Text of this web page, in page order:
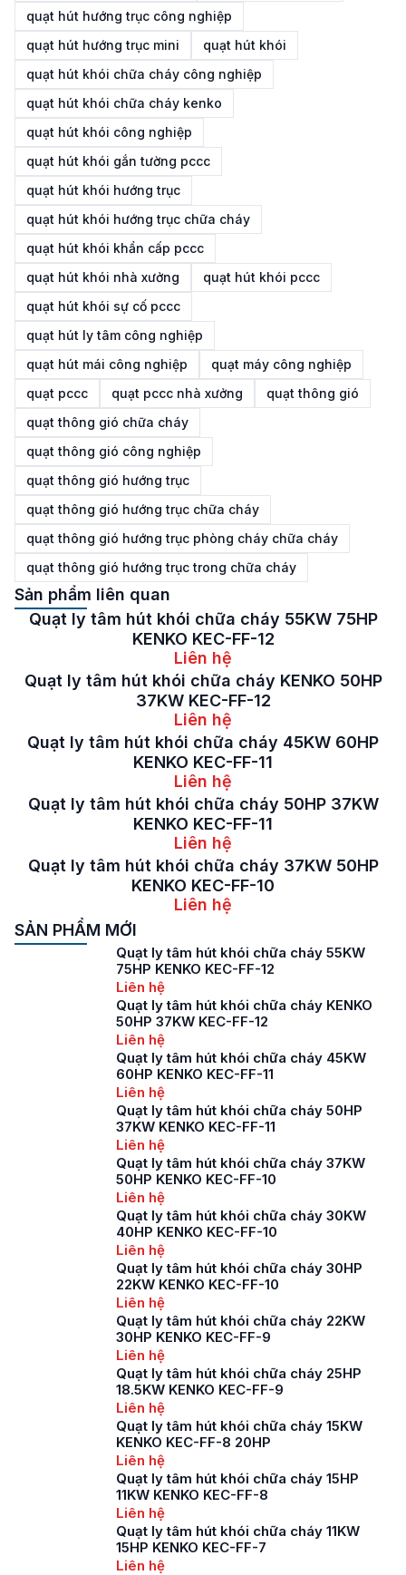
quạt hút hướng trục công nghiệp
quạt hút hướng trục mini
quạt hút khói
quạt hút khói chữa cháy công nghiệp
quạt hút khói chữa cháy kenko
quạt hút khói công nghiệp
quạt hút khói gắn tường pccc
quạt hút khói hướng trục
quạt hút khói hướng trục chữa cháy
quạt hút khói khẩn cấp pccc
quạt hút khói nhà xưởng
quạt hút khói pccc
quạt hút khói sự cố pccc
quạt hút ly tâm công nghiệp
quạt hút mái công nghiệp
quạt máy công nghiệp
quạt pccc
quạt pccc nhà xưởng
quạt thông gió
quạt thông gió chữa cháy
quạt thông gió công nghiệp
quạt thông gió hướng trục
quạt thông gió hướng trục chữa cháy
quạt thông gió hướng trục phòng cháy chữa cháy
quạt thông gió hướng trục trong chữa cháy
Sản phẩm liên quan
Quạt ly tâm hút khói chữa cháy 55KW 75HP
KENKO KEC-FF-12
Liên hệ
Quạt ly tâm hút khói chữa cháy KENKO 50HP
37KW KEC-FF-12
Liên hệ
Quạt ly tâm hút khói chữa cháy 45KW 60HP
KENKO KEC-FF-11
Liên hệ
Quạt ly tâm hút khói chữa cháy 50HP 37KW
KENKO KEC-FF-11
Liên hệ
Quạt ly tâm hút khói chữa cháy 37KW 50HP
KENKO KEC-FF-10
Liên hệ
SẢN PHẨM MỚI
Quạt ly tâm hút khói chữa cháy 55KW
75HP KENKO KEC-FF-12
Liên hệ
Quạt ly tâm hút khói chữa cháy KENKO
50HP 37KW KEC-FF-12
Liên hệ
Quạt ly tâm hút khói chữa cháy 45KW
60HP KENKO KEC-FF-11
Liên hệ
Quạt ly tâm hút khói chữa cháy 50HP
37KW KENKO KEC-FF-11
Liên hệ
Quạt ly tâm hút khói chữa cháy 37KW
50HP KENKO KEC-FF-10
Liên hệ
Quạt ly tâm hút khói chữa cháy 30KW
40HP KENKO KEC-FF-10
Liên hệ
Quạt ly tâm hút khói chữa cháy 30HP
22KW KENKO KEC-FF-10
Liên hệ
Quạt ly tâm hút khói chữa cháy 22KW
30HP KENKO KEC-FF-9
Liên hệ
Quạt ly tâm hút khói chữa cháy 25HP
18.5KW KENKO KEC-FF-9
Liên hệ
Quạt ly tâm hút khói chữa cháy 15KW
KENKO KEC-FF-8 20HP
Liên hệ
Quạt ly tâm hút khói chữa cháy 15HP
11KW KENKO KEC-FF-8
Liên hệ
Quạt ly tâm hút khói chữa cháy 11KW
15HP KENKO KEC-FF-7
Liên hệ